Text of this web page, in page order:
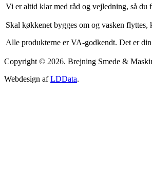
Vi er altid klar med råd og vejledning, så
Skal køkkenet bygges om og vasken
Alle produkterne er VA-godkendt. Det er
Copyright © 2026. Brejning Smede &
Webdesign afLDData.